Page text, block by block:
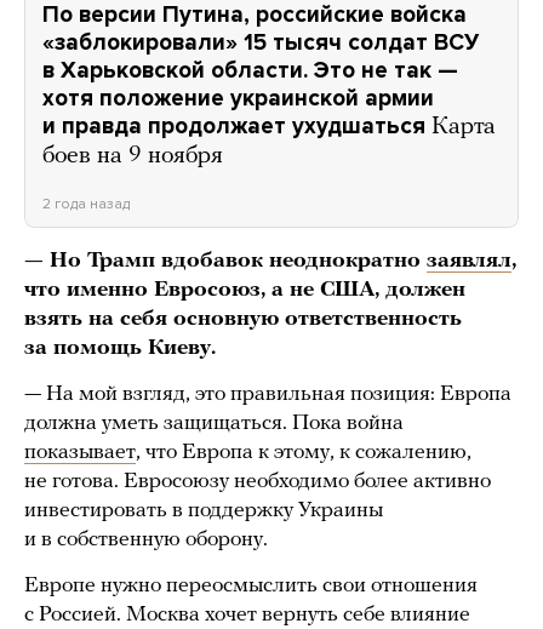
По версии Путина, российские войска
«заблокировали» 15 тысяч солдат ВСУ
в Харьковской области. Это не так —
хотя положение украинской армии
и правда продолжает ухудшаться Карта
боев на 9 ноября
2 года назад
— Но Трамп вдобавок неоднократно заявлял,
что именно Евросоюз, а не США, должен
взять на себя основную ответственность
за помощь Киеву.
— На мой взгляд, это правильная позиция: Европа
должна уметь защищаться. Пока война
показывает, что Европа к этому, к сожалению,
не готова. Евросоюзу необходимо более активно
инвестировать в поддержку Украины
и в собственную оборону.
Европе нужно переосмыслить свои отношения
с Россией. Москва хочет вернуть себе влияние